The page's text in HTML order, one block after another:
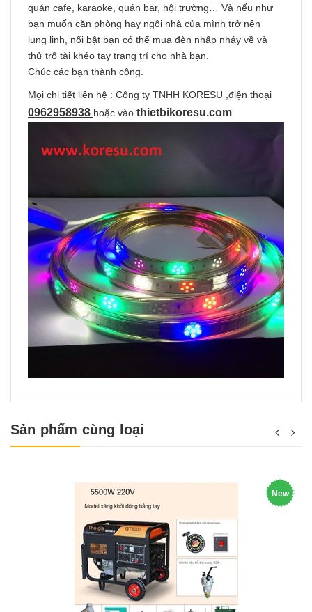
quán cafe, karaoke, quán bar, hội trường… Và nếu như
bạn muốn căn phòng hay ngôi nhà của mình trở nên
lung linh, nổi bật bạn có thể mua đèn nhấp nháy về và
thử trổ tài khéo tay trang trí cho nhà bạn.
Chúc các bạn thành công.
Mọi chi tiết liên hệ : Công ty TNHH KORESU ,điện thoại
0962958938 hoặc vào thietbikoresu.com
Sản phẩm cùng loại
New